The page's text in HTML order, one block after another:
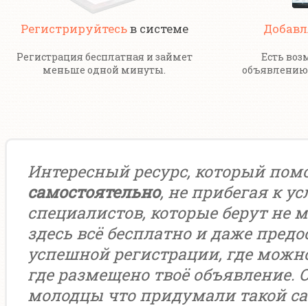
Регистрируйтесьв системе
Регистрация бесплатная и займет
меньше одной минуты.
Есть
Интересный ресурс, который
самостоятельно, не прибегая к
специалистов, которые берут не
здесь всё бесплатно и даже
успешной регистрации, где
где размещено твоё объявление.
молодцы что придумали такой